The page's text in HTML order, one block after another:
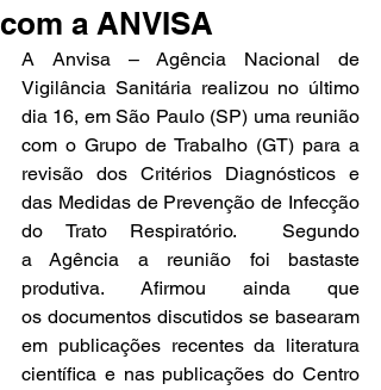
com a ANVISA
A Anvisa – Agência Nacional de
Vigilância Sanitária realizou no último
dia 16, em São Paulo (SP) uma reunião
com o Grupo de Trabalho (GT) para a
revisão dos Critérios Diagnósticos e
das Medidas de Prevenção de Infecção
do Trato Respiratório.  Segundo
a Agência a reunião foi bastaste
produtiva. Afirmou ainda que
os documentos discutidos se basearam
em publicações recentes da literatura
científica e nas publicações do Centro